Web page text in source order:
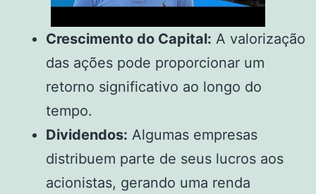
Crescimento do Capital: A valorização
das ações pode proporcionar um
retorno significativo ao longo do
tempo.
Dividendos: Algumas empresas
distribuem parte de seus lucros aos
acionistas, gerando uma renda